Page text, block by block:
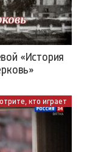
«История
кто играет